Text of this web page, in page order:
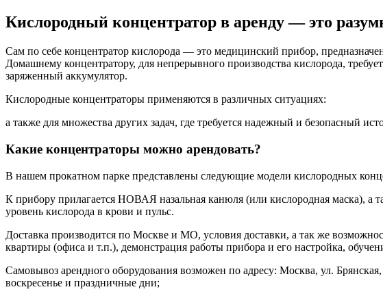
Кислородный концентратор в аренду — это
Сам по себе концентратор кислорода — это медицинский прибор,
Домашнему концентратору, для непрерывного производства кислорода,
заряженный аккумулятор.
Кислородные концентраторы применяются в различных ситуациях:
а также для множества других задач, где требуется надежный и безопасный
Какие концентраторы можно арендовать?
В нашем прокатном парке представлены следующие модели кислородных
К прибору прилагается НОВАЯ назальная канюля (или кислородная
уровень кислорода в крови и пульс.
Доставка производится по Москве и МО, условия доставки, а так же
квартиры (офиса и т.п.), демонстрация работы прибора и его настройка,
Самовывоз арендного оборудования возможен по адресу: Москва, ул.
воскресенье и праздничные дни;